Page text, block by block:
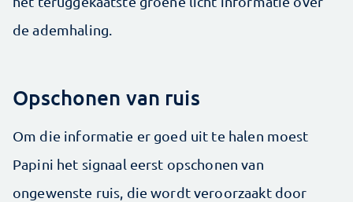
de ademhaling.
Opschonen van ruis
Om die informatie er goed uit te halen moest
Papini het signaal eerst opschonen van
ongewenste ruis, die wordt veroorzaakt door